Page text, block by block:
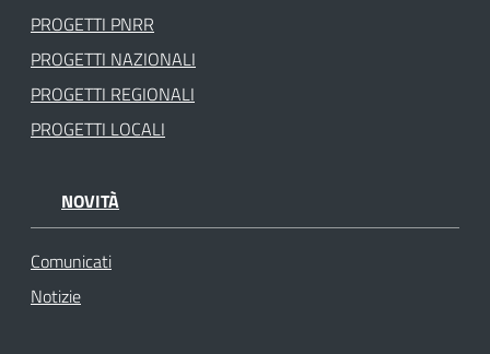
PROGETTI PNRR
PROGETTI NAZIONALI
PROGETTI REGIONALI
PROGETTI LOCALI
NOVITÀ
Comunicati
Notizie